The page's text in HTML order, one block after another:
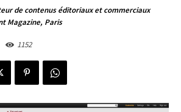
de contenus éditoriaux et commerciaux
Magazine, Paris
1152